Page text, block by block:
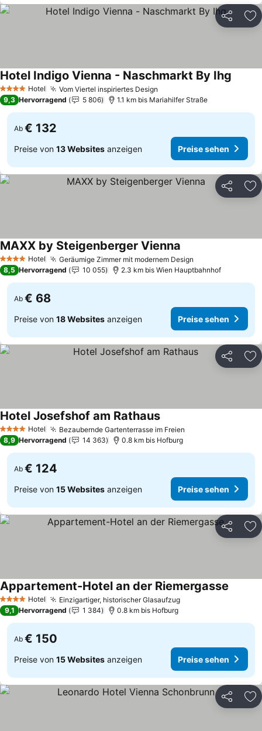
Teilen
4 Sterne Hotel Vom Viertel inspiriertes Design
Hotel Indigo Vienna - Naschmarkt By Ihg
9,3 Hervorragend 5 806 1.1 km bis Mariahilfer Straße
Ab € 132
Preise von 13 Websites anzeigen Preise sehen
Teilen
4 Sterne Hotel Geräumige Zimmer mit modernem Design
MAXX by Steigenberger Vienna
8,5 Hervorragend 10 055 2.3 km bis Wien Hauptbahnhof
Ab € 68
Preise von 18 Websites anzeigen Preise sehen
Teilen
4 Sterne Hotel Bezaubernde Gartenterrasse im Freien
Hotel Josefshof am RathausPreise sehen
8,9 Hervorragend 14 363 0.8 km bis Hofburg
Ab € 124
Preise von 15 Websites anzeigen Preise sehen
Teilen
4 Sterne Hotel Einzigartiger, historischer GlasaufzugPreise sehen
Appartement-Hotel an der Riemergasse
9,1 Hervorragend 1 384 0.8 km bis Hofburg
Ab € 150
Preise von 15 Websites anzeigen Preise sehen
Teilen